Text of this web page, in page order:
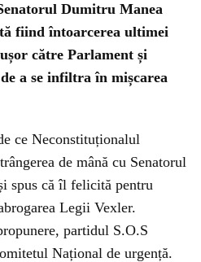
Dumitru Manea
fiind întoarcerea ultimei
către Parlament și
a se infiltra în mișcarea
ce Neconstituționalul
de mână cu Senatorul
spus că îl felicită pentru
Legii Vexler.
partidul S.O.S
Național de urgență.